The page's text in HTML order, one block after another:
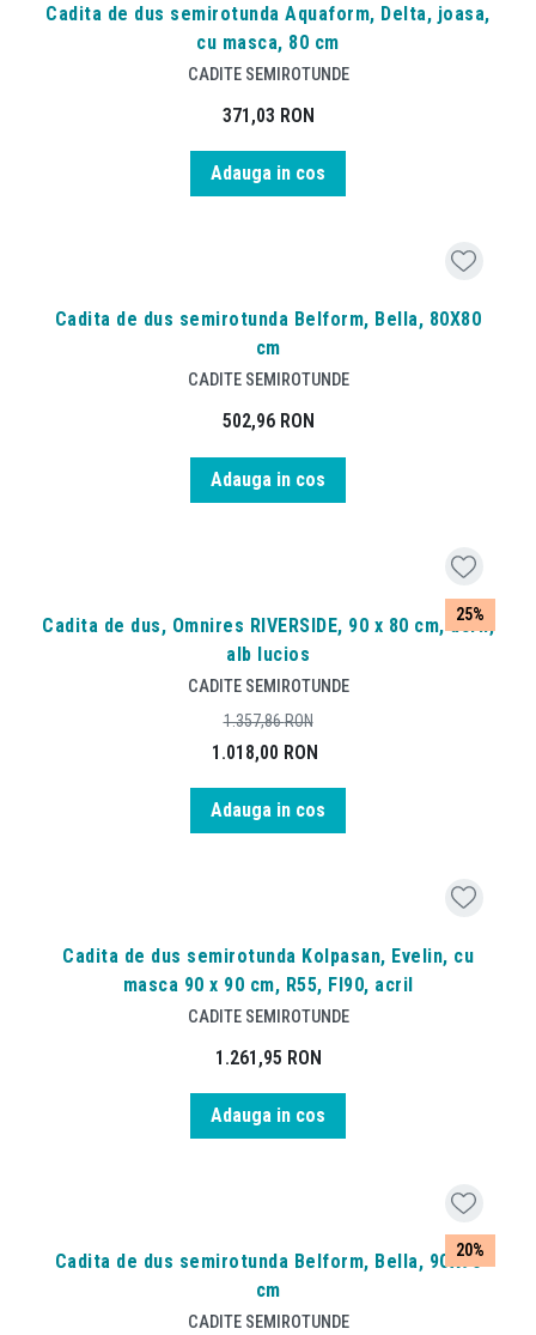
Cadita de dus semirotunda Aquaform, Delta, joasa,
cu masca, 80 cm
CADITE SEMIROTUNDE
371,03 RON
Adauga in cos
Cadita de dus semirotunda Belform, Bella, 80X80
cm
CADITE SEMIROTUNDE
502,96 RON
Adauga in cos
25%
Cadita de dus, Omnires RIVERSIDE, 90 x 80 cm, acril,
alb lucios
CADITE SEMIROTUNDE
1.018,00 RON
1.357,86RON
Adauga in cos
Cadita de dus semirotunda Kolpasan, Evelin, cu
masca 90 x 90 cm, R55, FI90, acril
CADITE SEMIROTUNDE
1.261,95 RON
Adauga in cos
20%
Cadita de dus semirotunda Belform, Bella, 90X90
cm
CADITE SEMIROTUNDE